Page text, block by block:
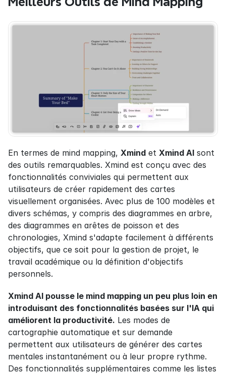
En termes de mind mapping, Xmind et Xmind AI sont
des outils remarquables. Xmind est conçu avec des
fonctionnalités conviviales qui permettent aux
utilisateurs de créer rapidement des cartes
visuellement organisées. Avec plus de 100 modèles et
divers schémas, y compris des diagrammes en arbre,
des diagrammes en arêtes de poisson et des
chronologies, Xmind s'adapte facilement à différents
objectifs, que ce soit pour la gestion de projet, le
travail académique ou la définition d'objectifs
personnels.
Xmind AI pousse le mind mapping un peu plus loin en
introduisant des fonctionnalités basées sur l'IA qui
améliorent la productivité. Les modes de
cartographie automatique et sur demande
permettent aux utilisateurs de générer des cartes
mentales instantanément ou à leur propre rythme.
Des fonctionnalités supplémentaires comme les listes